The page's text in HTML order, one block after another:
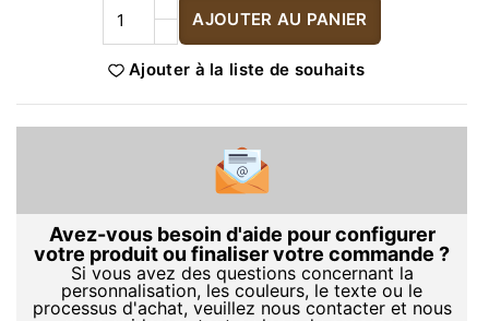
AJOUTER AU PANIER
Ajouter à la liste de souhaits
Avez-vous besoin d'aide pour configurer
votre produit ou finaliser votre commande ?
Si vous avez des questions concernant la
personnalisation, les couleurs, le texte ou le
processus d'achat, veuillez nous contacter et nous